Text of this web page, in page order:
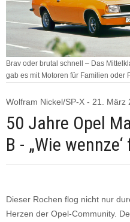
Brav oder brutal schnell – Das
gab es mit Motoren für Familien oder
Wolfram Nickel/SP-X - 21. März
50 Jahre Opel
B - „Wie
Dieser Rochen flog nicht nur
Herzen der Opel-Community.